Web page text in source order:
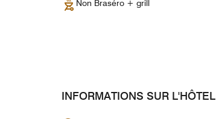
Non Braséro + grill
INFORMATIONS SUR L'HÔTEL